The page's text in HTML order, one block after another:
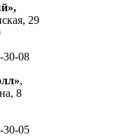
29
30-08
,
8
30-05